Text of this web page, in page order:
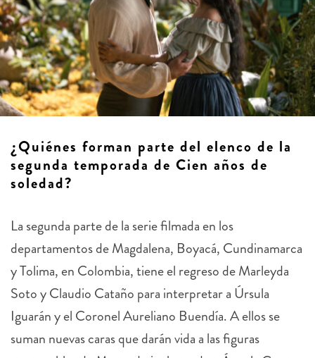
segunda temporada de Cien años de
soledad?
departamentos de Magdalena, Boyacá, Cundinamarca
y Tolima, en Colombia, tiene el regreso de Marleyda
Soto y Claudio Cataño para interpretar a Úrsula
Iguarán y el Coronel Aureliano Buendía. A ellos se
suman nuevas caras que darán vida a las figuras
memorables de Macondo incluyendo a Ángela Cano,